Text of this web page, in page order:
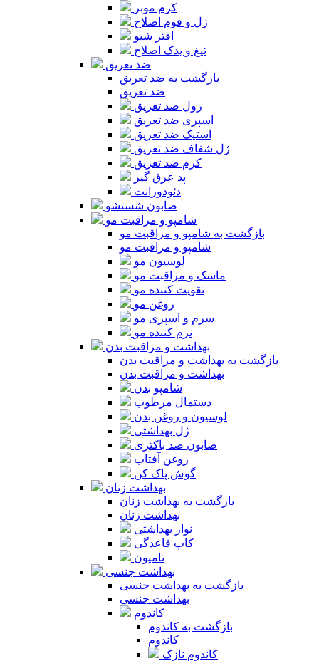
کرم موبر
ژل و فوم اصلاح
افتر شیو
تیغ و یدک اصلاح
ضد تعریق
بازگشت به ضد تعریق
ضد تعریق
رول ضد تعریق
اسپری ضد تعریق
استیک ضد تعریق
ژل شفاف ضد تعریق
کرم ضد تعریق
پد عرق گیر
دئودورانت
صابون شستشو
شامپو و مراقبت مو
بازگشت به شامپو و مراقبت مو
شامپو و مراقبت مو
لوسیون مو
ماسک و مراقبت مو
تقویت کننده مو
روغن مو
سرم و اسپری مو
نرم کننده مو
بهداشت و مراقبت بدن
بازگشت به بهداشت و مراقبت بدن
بهداشت و مراقبت بدن
شامپو بدن
دستمال مرطوب
لوسیون و روغن بدن
ژل بهداشتی
صابون ضد باکتری
روغن آفتاب
گوش پاک کن
بهداشت زنان
بازگشت به بهداشت زنان
بهداشت زنان
نوار بهداشتی
کاپ قاعدگی
تامپون
بهداشت جنسی
بازگشت به بهداشت جنسی
بهداشت جنسی
کاندوم
بازگشت به کاندوم
کاندوم
کاندوم نازک